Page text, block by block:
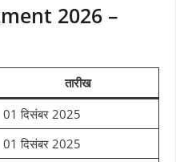
2026 –
तारीख
01 दिसंबर 2025
01 दिसंबर 2025